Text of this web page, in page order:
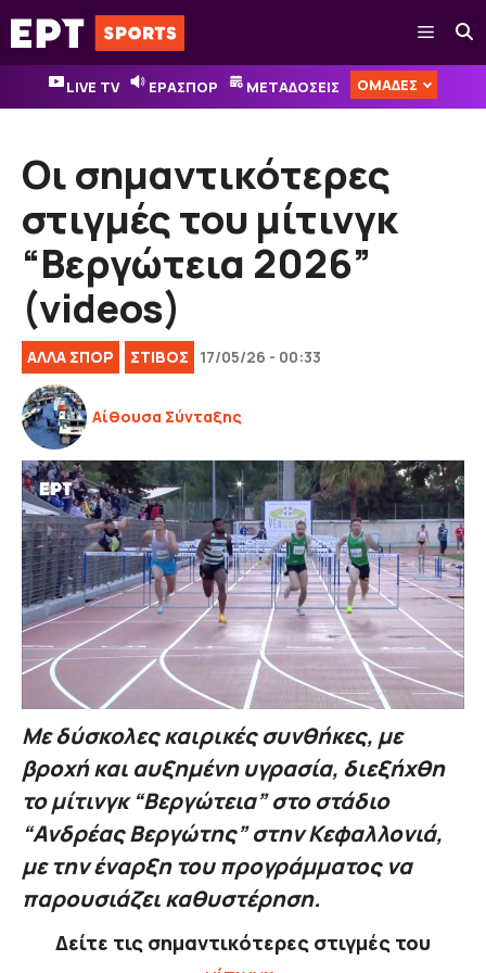
Μετάβαση
σε
περιεχόμενο
Μενού
LIVE TV ΕΡΑΣΠΟΡ ΜΕΤΑΔΟΣΕΙΣ ΟΜΑΔΕΣ
Οι σημαντικότερες
στιγμές του μίτινγκ
“Βεργώτεια 2026”
(videos)
ΑΛΛΑ ΣΠΟΡ ΣΤΙΒΟΣ 17/05/26 - 00:33
Αίθουσα Σύνταξης
Με δύσκολες καιρικές συνθήκες, με
βροχή και αυξημένη υγρασία, διεξήχθη
το μίτινγκ “Βεργώτεια” στο στάδιο
“Ανδρέας Βεργώτης” στην Κεφαλλονιά,
με την έναρξη του προγράμματος να
παρουσιάζει καθυστέρηση.
Δείτε τις σημαντικότερες στιγμές του